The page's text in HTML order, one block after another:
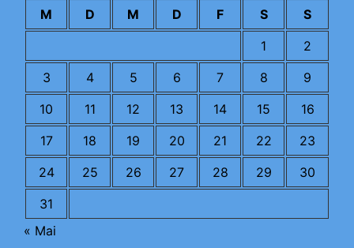
M D M D F S
S
1
2
3
4 5 6 7 8
9
10
11 12 13 14 15
16
17
18 19 20 21 22
23
24
25 26 27 28 29
30
31
« Mai